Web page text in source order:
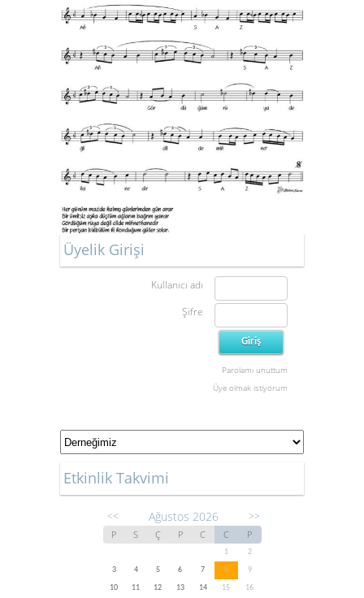
Üyelik Girişi
Kullanıcı adı
Şifre
Parolamı unuttum
Üye olmak istiyorum
Etkinlik Takvimi
<< Ağustos 2026 >>
P S Ç P C C P
1
2
3
4 5 6 7 8
9
10
11 12 13 14 15
16